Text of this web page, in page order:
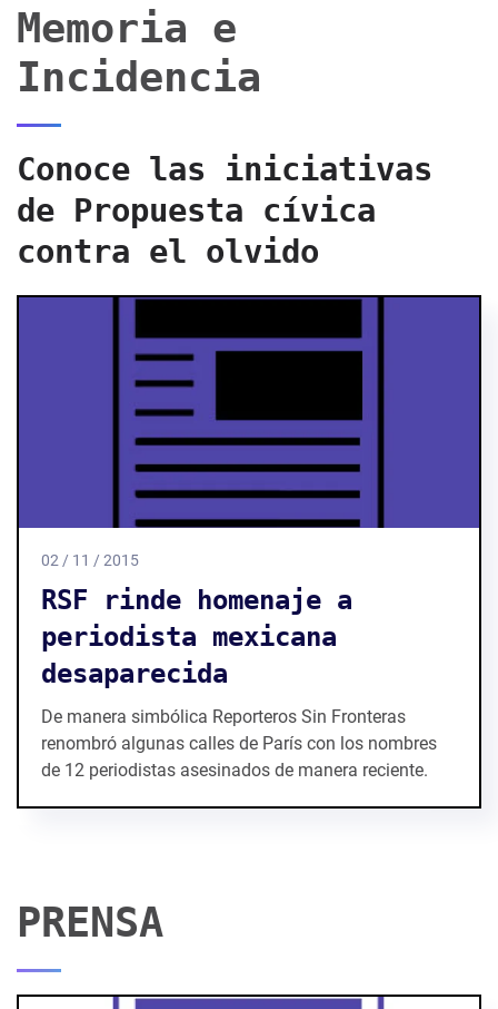
Memoria e
Incidencia
Conoce las iniciativas
de Propuesta cívica
contra el olvido
02 / 11 / 2015
RSF rinde homenaje a
periodista mexicana
desaparecida
De manera simbólica Reporteros Sin Fronteras
renombró algunas calles de París con los nombres
de 12 periodistas asesinados de manera reciente.
PRENSA